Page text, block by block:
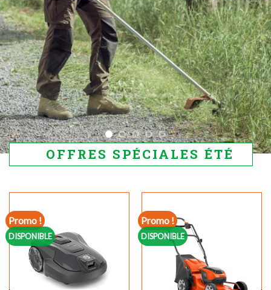
OFFRES SPÉCIALES ÉTÉ
Promo !
DISPONIBLE
Promo !
DISPONIBLE